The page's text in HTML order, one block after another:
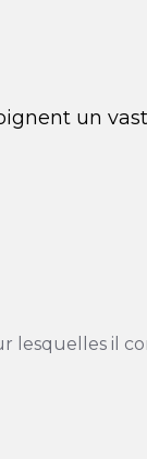
un
lesquelles il